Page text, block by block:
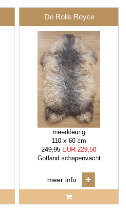
De Rolls Royce
meerkleurig
110 x 60 cm
249,95 EUR 229,50
Gotland schapenvacht
meer info